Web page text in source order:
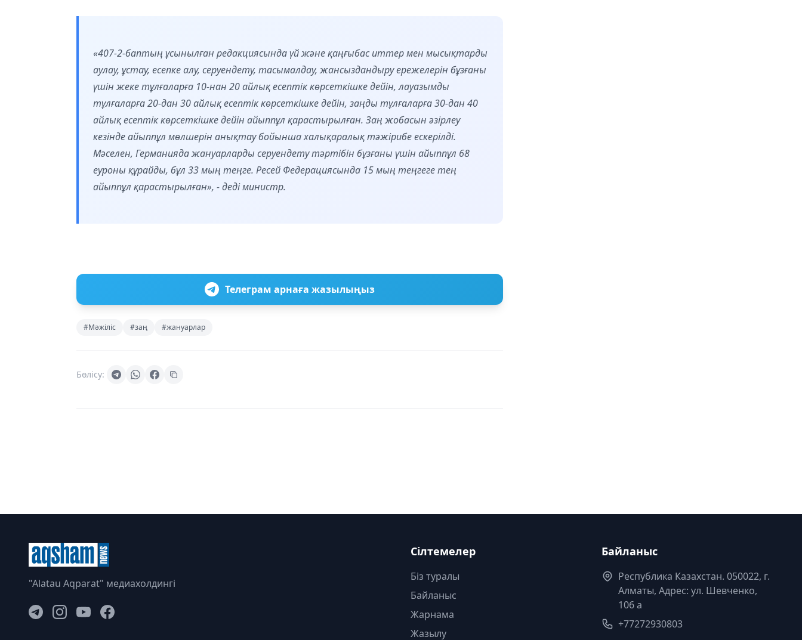
«407-2-баптың ұсынылған редакциясында үй және қаңғыбас иттер мен мысықтарды
аулау, ұстау, есепке алу, серуендету, тасымалдау, жансыздандыру ережелерін бұзғаны
үшін жеке тұлғаларға 10-нан 20 айлық есептік көрсеткішке дейін, лауазымды
тұлғаларға 20-дан 30 айлық есептік көрсеткішке дейін, заңды тұлғаларға 30-дан 40
айлық есептік көрсеткішке дейін айыппұл қарастырылған. Заң жобасын әзірлеу
кезінде айыппұл мөлшерін анықтау бойынша халықаралық тәжірибе ескерілді.
Мәселен, Германияда жануарларды серуендету тәртібін бұзғаны үшін айыппұл 68
еуроны құрайды, бұл 33 мың теңге. Ресей Федерациясында 15 мың теңгеге тең
айыппұл қарастырылған», - деді министр.
Телеграм арнаға жазылыңыз
#Мәжіліс #заң #жануарлар
Бөлісу:
"Alatau Aqparat" медиахолдингі
Сілтемелер
Біз туралы
Байланыс
Жарнама
Жазылу
Байланыс
Республика Казахстан. 050022, г.
Алматы, Адрес: ул. Шевченко,
106 а
+77272930803